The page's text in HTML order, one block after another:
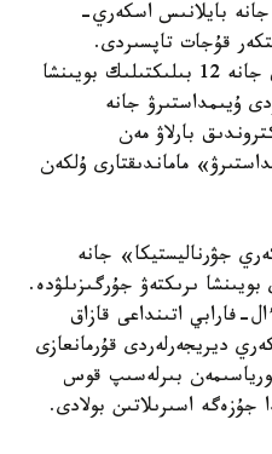
جانە بايلانىس اسكەري-
ينستيتۋتىنا 400 ۇمىتكەر قۇجات تاپسىردى.
كونكۋرستىق ىرىكتەۋ 6 ماماندىق جانە 12 بىلىكتىلىك بويىنشا
ۇيىمداستىرۋ جانە
بارلاۋ مەن
ماماندىقتارى ۇلكەن
جۋرناليستيكا» جانە
ىرىكتەۋ جۇرگىزىلۋدە.
فارابي اتىنداعى قازاق
ديريجەرلەردى قۇرمانعازى
بىرلەسىپ قوس
جۇزەگە اسىرىلاتىن بولادى.